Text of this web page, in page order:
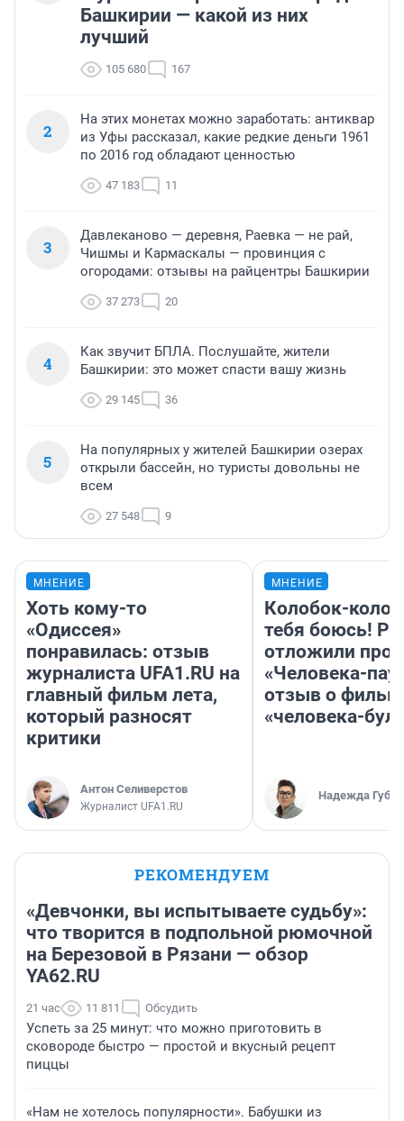
Башкирии — какой из них
лучший
105 680 167
2
На этих монетах можно заработать: антиквар
из Уфы рассказал, какие редкие деньги 1961
по 2016 год обладают ценностью
47 183 11
3
Давлеканово — деревня, Раевка — не рай,
Чишмы и Кармаскалы — провинция с
огородами: отзывы на райцентры Башкирии
37 273 20
4
Как звучит БПЛА. Послушайте, жители
Башкирии: это может спасти вашу жизнь
29 145 36
5
На популярных у жителей Башкирии озерах
открыли бассейн, но туристы довольны не
всем
27 548 9
МНЕНИЕ
Хоть кому-то
«Одиссея»
понравилась: отзыв
журналиста UFA1.RU на
главный фильм лета,
который разносят
критики
Антон Селиверстов
Журналист UFA1.RU
МНЕНИЕ
Колобок-
тебя боюсь!
отложили
«Человека-
отзыв о
«человека-
Надежда
РЕКОМЕНДУЕМ
«Девчонки, вы испытываете судьбу»:
что творится в подпольной рюмочной
на Березовой в Рязани — обзор
YA62.RU
21 час 11 811 Обсудить
Успеть за 25 минут: что можно приготовить в
сковороде быстро — простой и вкусный рецепт
пиццы
«Нам не хотелось популярности». Бабушки из